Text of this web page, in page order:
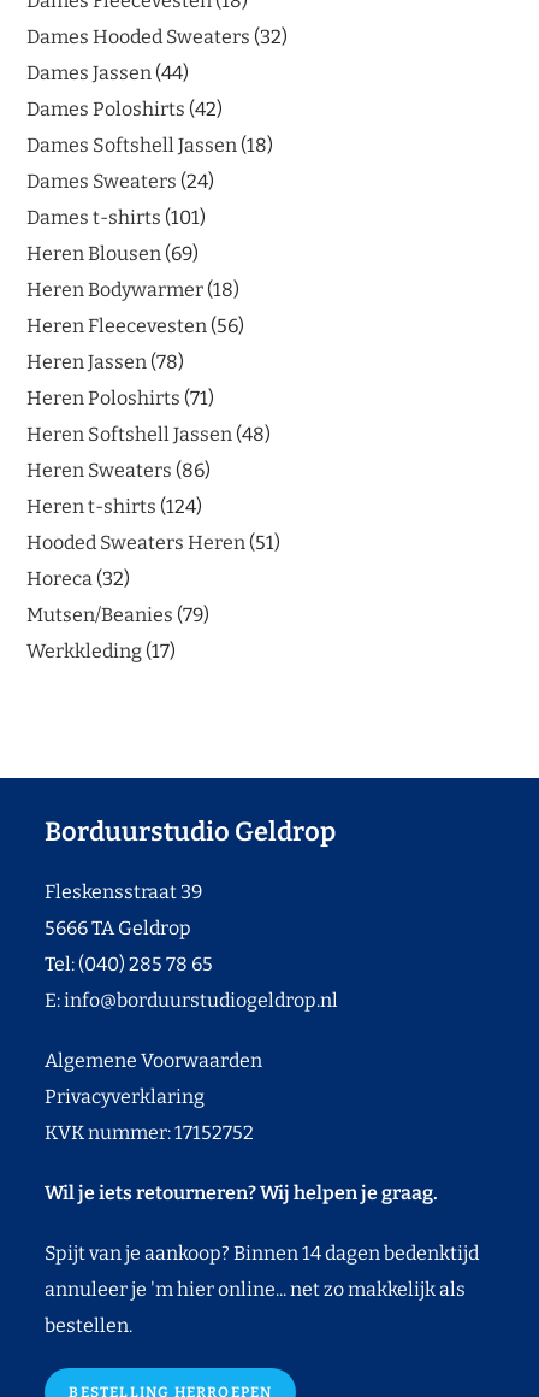
Dames Hooded Sweaters 32
Dames Jassen 44
Dames Poloshirts 42
Dames Softshell Jassen 18
Dames Sweaters 24
Dames t-shirts 101
Heren Blousen 69
Heren Bodywarmer 18
Heren Fleecevesten 56
Heren Jassen 78
Heren Poloshirts 71
Heren Softshell Jassen 48
Heren Sweaters 86
Heren t-shirts 124
Hooded Sweaters Heren 51
Horeca 32
Mutsen/Beanies 79
Werkkleding 17
Borduurstudio Geldrop
Fleskensstraat 39
5666 TA Geldrop
Tel: (040) 285 78 65
E:info@borduurstudiogeldrop.nl
Algemene Voorwaarden
Privacyverklaring
KVK nummer: 17152752
Wil je iets retourneren? Wij helpen je graag.
Spijt van je aankoop? Binnen 14 dagen bedenktijd
annuleer je 'm hier online... net zo makkelijk als
bestellen.
BESTELLING HERROEPEN